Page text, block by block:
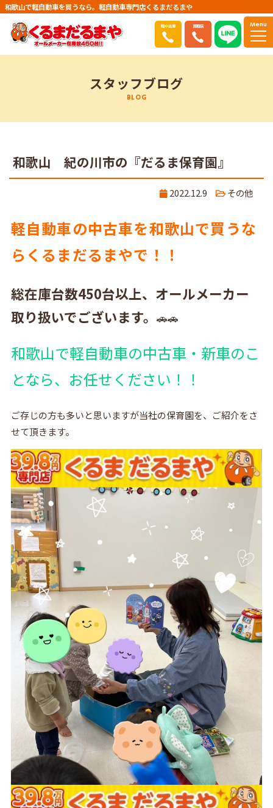
和歌山で軽自動車を買うなら。軽自動車専門店くるまだるまや
軽中古車 買取店 Menu
スタッフブログ
BLOG
和歌山 紀の川市の『だるま保育園』
2022.12.9 その他
軽自動車の中古車を和歌山で買うな
らくるまだるまやで！！
総在庫台数450台以上、オールメーカー
取り扱いでございます。 🚗🚗
和歌山で軽自動車の中古車・新車のこ
となら、お任せください！！
ご存じの方も多いと思いますが当社の保育園を、ご紹介をさ
せて頂きます。